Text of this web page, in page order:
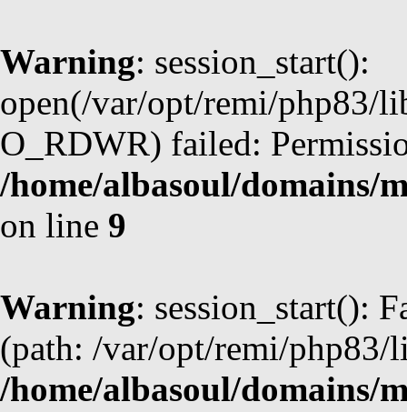
Warning: session_start():
open(/var/opt/remi/php83/
O_RDWR) failed:
/home/albasoul/domains/
on line 9
Warning: session_start():
(path: /var/opt/remi/php83/
/home/albasoul/domains/